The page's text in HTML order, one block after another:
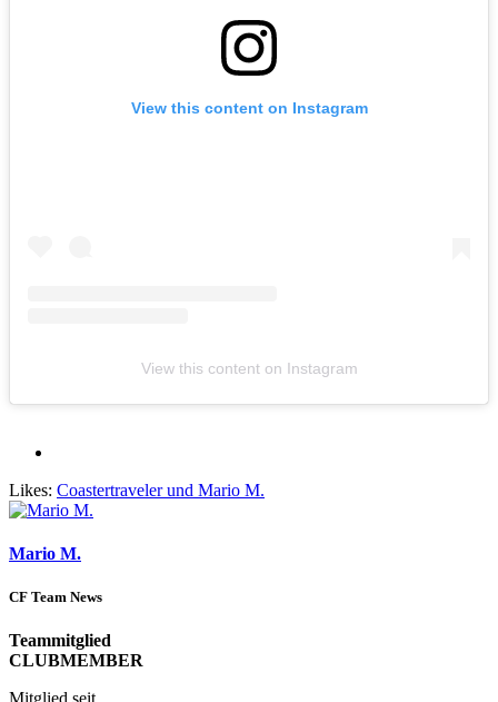
View this content on Instagram
View this content on Instagram
Likes: Coastertravelerund Mario M.
Mario M.
CF Team News
Teammitglied
CLUBMEMBER